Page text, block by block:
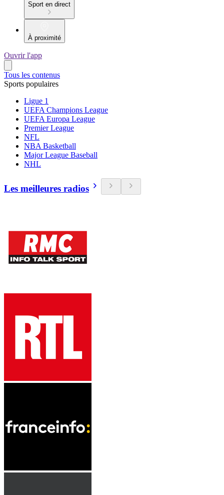
Sport en direct
À proximité
Ouvrir l'app
Tous les contenus
Sports populaires
Ligue 1
UEFA Champions League
UEFA Europa League
Premier League
NFL
NBA Basketball
Major League Baseball
NHL
Les meilleures radios